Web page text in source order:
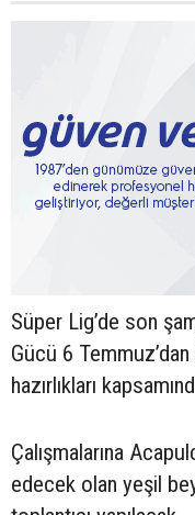
Süper Lig’de son
Gücü 6
hazırlıkları
Çalışmalarına
edecek olan yeşil